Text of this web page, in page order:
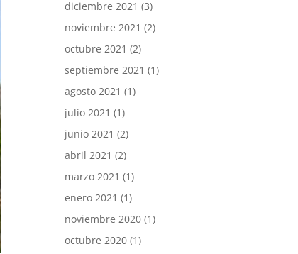
diciembre 2021 (3)
noviembre 2021 (2)
octubre 2021 (2)
septiembre 2021 (1)
agosto 2021 (1)
julio 2021 (1)
junio 2021 (2)
abril 2021 (2)
marzo 2021 (1)
enero 2021 (1)
noviembre 2020 (1)
octubre 2020 (1)